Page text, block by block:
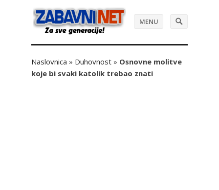
MENU
Naslovnica » Duhovnost » Osnovne molitve
koje bi svaki katolik trebao znati